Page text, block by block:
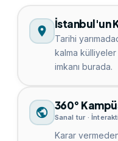
İstanbul'un
Tarihi
kalma külliyeler
imkanı burada.
360°
Sanal tur ·
Karar